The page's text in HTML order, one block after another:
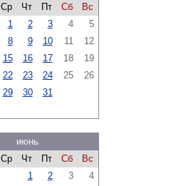
Ср Чт Пт Сб
Вс
1
2 3 4
5
8 9 10 11
12
15 16 17 18
19
22 23 24 25
26
29 30 31
июнь
Ср Чт Пт Сб
Вс
1
2 3
4